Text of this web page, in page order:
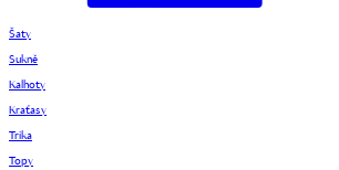
Šaty
Sukně
Kalhoty
Kraťasy
Trika
Topy